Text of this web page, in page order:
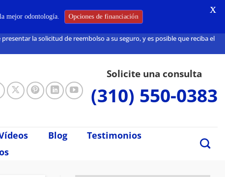
la solicitud de reembolso a su seguro, y es posible que reciba el
Solicite una consulta
(310) 550-0383
Blog
Testimonios
mejor odontología. Opciones de financiación
X